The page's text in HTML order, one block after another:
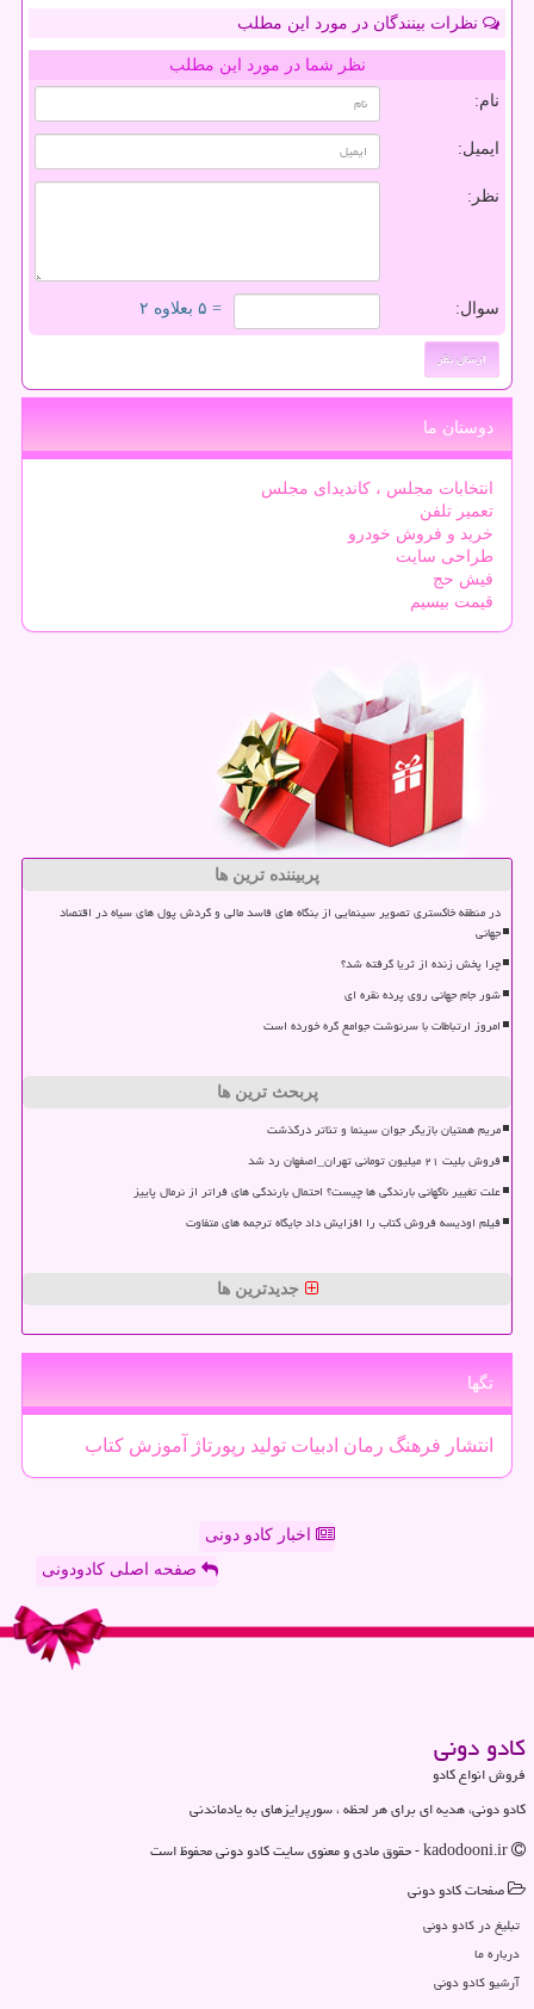
نظرات بینندگان در مورد این مطلب
نظر شما در مورد این مطلب
نام:
ایمیل:
نظر:
سوال: = ۵ بعلاوه ۲
دوستان ما
انتخابات مجلس ، کاندیدای مجلس
تعمیر تلفن
خرید و فروش خودرو
طراحی سایت
فیش حج
قیمت بیسیم
پربیننده ترین ها
در منطقه خاکستری تصویر سینمایی از بنگاه های فاسد مالی و گردش پول های سیاه در اقتصاد
جهانی
چرا پخش زنده از ثریا گرفته شد؟
شور جام جهانی روی پرده نقره ای
امروز ارتباطات با سرنوشت جوامع گره خورده است
پربحث ترین ها
مریم همتیان بازیگر جوان سینما و تئاتر درگذشت
فروش بلیت ۲۱ میلیون تومانی تهران_اصفهان رد شد
علت تغییر ناگهانی بارندگی ها چیست؟ احتمال بارندگی های فراتر از نرمال پاییز
فیلم اودیسه فروش کتاب را افزایش داد جایگاه ترجمه های متفاوت
جدیدترین ها
تگها
انتشار فرهنگ رمان ادبیات تولید رپورتاژ آموزش كتاب
اخبار کادو دونی
صفحه اصلی کادودونی
كادو دونی
فروش انواع کادو
کادو دونی، هدیه ای برای هر لحظه ، سورپرایزهای به یادماندنی
صفحات كادو دونی
تبلیغ در كادو دونی
درباره ما
آرشیو كادو دونی